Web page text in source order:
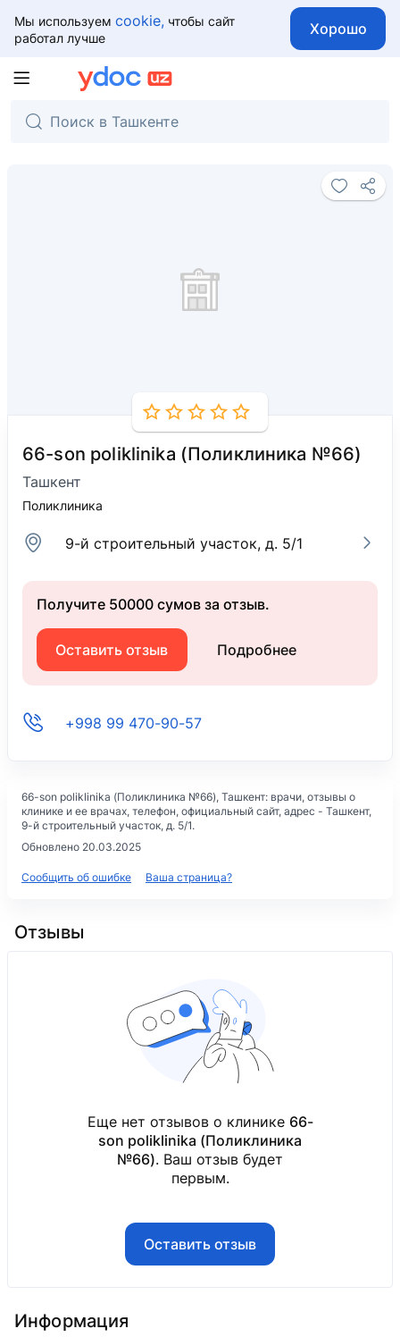
Мы используем cookie, чтобы сайт
работал лучше
Хорошо
66-son poliklinika (Поликлиника №66)
Ташкент
Поликлиника
9-й строительный участок, д. 5/1
Получите 50000 сумов за отзыв.
Оставить отзыв Подробнее
+998 99 470-90-57
66-son poliklinika (Поликлиника №66), Ташкент: врачи, отзывы о
клинике и ее врачах, телефон, официальный сайт, адрес - Ташкент,
9-й строительный участок, д. 5/1.
Обновлено 20.03.2025
Сообщить об ошибке Ваша страница?
Отзывы
Еще нет отзывов о клинике 66-
son poliklinika (Поликлиника
№66). Ваш отзыв будет
первым.
Оставить отзыв
Информация